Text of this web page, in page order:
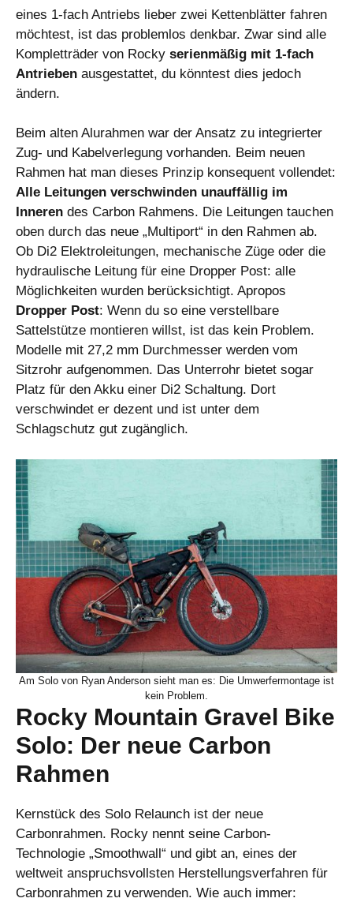
eines 1-fach Antriebs lieber zwei Kettenblätter fahren
möchtest, ist das problemlos denkbar. Zwar sind alle
Kompletträder von Rocky serienmäßig mit 1-fach
Antrieben ausgestattet, du könntest dies jedoch
ändern.
Beim alten Alurahmen war der Ansatz zu integrierter
Zug- und Kabelverlegung vorhanden. Beim neuen
Rahmen hat man dieses Prinzip konsequent vollendet:
Alle Leitungen verschwinden unauffällig im
Inneren des Carbon Rahmens. Die Leitungen tauchen
oben durch das neue „Multiport“ in den Rahmen ab.
Ob Di2 Elektroleitungen, mechanische Züge oder die
hydraulische Leitung für eine Dropper Post: alle
Möglichkeiten wurden berücksichtigt. Apropos
Dropper Post: Wenn du so eine verstellbare
Sattelstütze montieren willst, ist das kein Problem.
Modelle mit 27,2 mm Durchmesser werden vom
Sitzrohr aufgenommen. Das Unterrohr bietet sogar
Platz für den Akku einer Di2 Schaltung. Dort
verschwindet er dezent und ist unter dem
Schlagschutz gut zugänglich.
Am Solo von Ryan Anderson sieht man es: Die Umwerfermontage ist
kein Problem.
Rocky Mountain Gravel Bike
Solo: Der neue Carbon
Rahmen
Kernstück des Solo Relaunch ist der neue
Carbonrahmen. Rocky nennt seine Carbon-
Technologie „Smoothwall“ und gibt an, eines der
weltweit anspruchsvollsten Herstellungsverfahren für
Carbonrahmen zu verwenden. Wie auch immer: